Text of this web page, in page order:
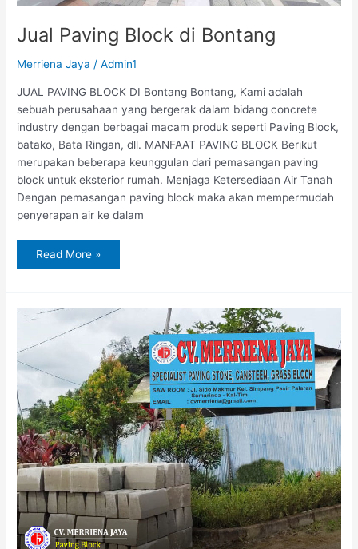
Jual Paving Block di Bontang
Merriena Jaya /Admin1
JUAL PAVING BLOCK DI Bontang Bontang, Kami adalah
sebuah perusahaan yang bergerak dalam bidang concrete
industry dengan berbagai macam produk seperti Paving Block,
batako, Bata Ringan, dll. MANFAAT PAVING BLOCK Berikut
merupakan beberapa keunggulan dari pemasangan paving
block untuk eksterior rumah. Menjaga Ketersediaan Air Tanah
Dengan pemasangan paving block maka akan mempermudah
penyerapan air ke dalam
Read More »
Jual
Paving
Block
di